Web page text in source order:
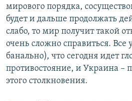
мирового порядка,
будет и дальше продолжать
слабо, то мир получит такой
очень сложно справиться.
банально), что сегодня идет
противостояние, и Украина –
этого столкновения.